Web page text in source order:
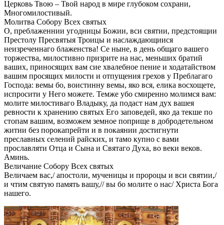
Церковь Твою – Твой народ в мире глубоком сохрани,
Многомилостивый.
Молитва Собору Всех святых
О, преблаженнии угодницы Божии, вси святии, предстоящии
Престолу Пресвятыя Троицы и наслаждающиися
неизреченнаго блаженства! Се ныне, в день общаго вашего
торжества, милостивно призрите на нас, меньших братий
ваших, приносящих вам сие хвалебное пение и ходатайством
вашим просящих милости и отпущения грехов у Преблагаго
Господа: вемы бо, воистинну вемы, яко вся, елика восхощете,
испросити у Него можете. Темже убо смиренно молимся вам:
молите милостиваго Владыку, да подаст нам дух вашея
ревности к хранению святых Его заповедей, яко да текше по
стопам вашим, возможем земное поприще в добродетельном
житии без порокапрейти и в покаянии достигнути
преславных селений райских, и тамо купно с вами
прославляти Отца и Сына и Святаго Духа, во веки веков.
Аминь.
Величание Собору Всех святых
Величаем вас,/ апостоли, мученицы и пророцы и вси святии,/
и чтим святую память вашу,// вы бо молите о нас/ Христа Бога
нашего.